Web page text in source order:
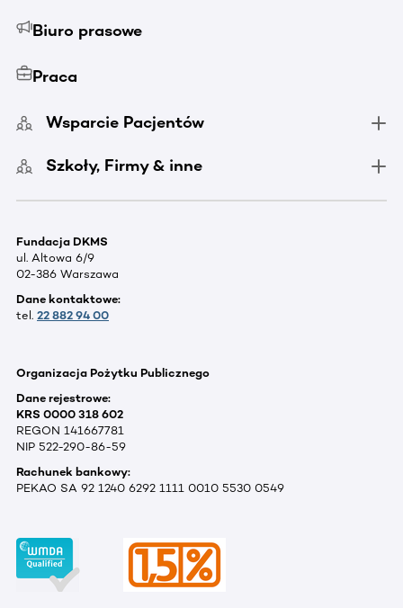
Biuro prasowe
Praca
Wsparcie Pacjentów
Szkoły, Firmy & inne
Fundacja DKMS
ul. Altowa 6/9
02-386 Warszawa
Dane kontaktowe:
tel. 22 882 94 00
Organizacja Pożytku Publicznego
Dane rejestrowe:
KRS 0000 318 602
REGON 141667781
NIP 522-290-86-59
Rachunek bankowy:
PEKAO SA 92 1240 6292 1111 0010 5530 0549